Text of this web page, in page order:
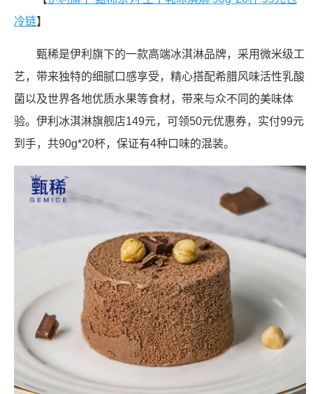
冷链】
甄稀是伊利旗下的一款高端冰淇淋品牌，采用微米级工
艺，带来独特的细腻口感享受，精心搭配希腊风味活性乳酸
菌以及世界各地优质水果等食材，带来与众不同的美味体
验。伊利冰淇淋旗舰店149元，可领50元优惠券，实付99元
到手，共90g*20杯，保证有4种口味的混装。